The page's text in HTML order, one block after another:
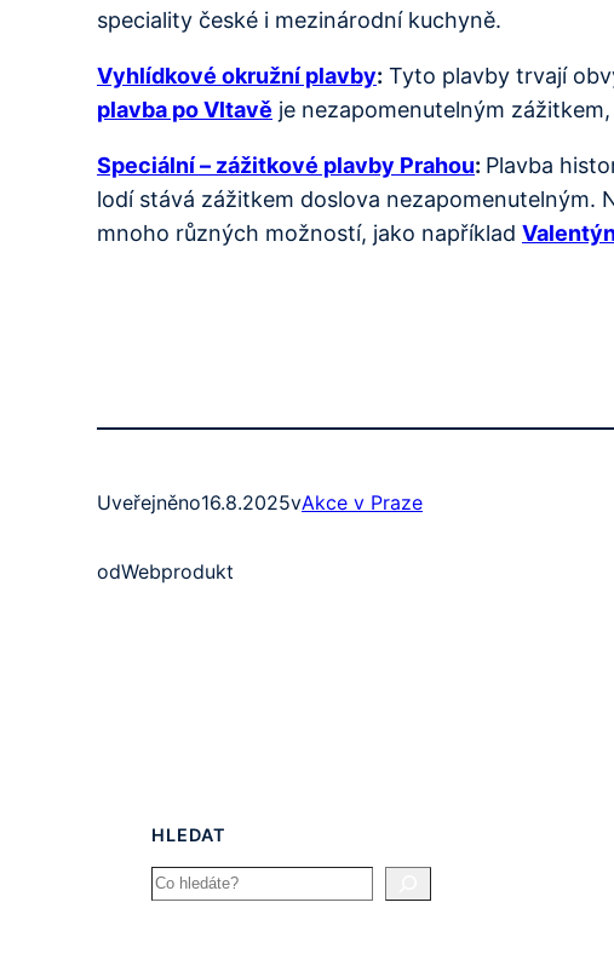
speciality české i mezinárodní kuchyně.
Vyhlídkové okružní plavby: Tyto plavby trvají
plavba po Vltavě je nezapomenutelným
Speciální – zážitkové plavby Prahou: Plavba
lodí stává zážitkem doslova nezapomenutelným.
mnoho různých možností, jako například
Uveřejněno16.8.2025vAkce v Praze
odWebprodukt
HLEDAT
Search